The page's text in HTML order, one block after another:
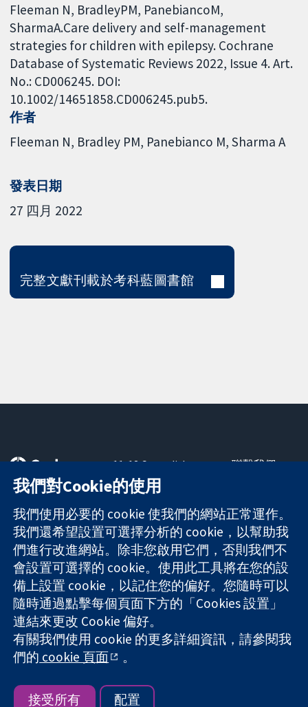
Fleeman N, BradleyPM, PanebiancoM,
SharmaA.Care delivery and self-management
strategies for children with epilepsy. Cochrane
Database of Systematic Reviews 2022, Issue 4. Art.
No.: CD006245. DOI:
10.1002/14651858.CD006245.pub5.
作者
Fleeman N Bradley PM Panebianco M Sharma A
發表日期
27 四月 2022
完整文獻刊載於考科藍圖書館
可信任實證
知情決定
更完善的健康照
護
11-13 Cavendish
Square
London
W1G 0AN
United Kingdom
聯繫我們
關於我們
工作機會
Cochrane
Library
The Cochrane Collaboration is a charity (no. 1045921) and a
company limited by guarantee (no. 03044323) registered in
England & Wales. VAT registration number GB 718 2127 49.
版權所有 © 2026 The Cochrane Collaboration
網站條款與條件|免責聲明|隱私權
我們對Cookie的使用
我們使用必要的 cookie 使我們的網站正常運作。
我們還希望設置可選擇分析的 cookie，以幫助我
們進行改進網站。除非您啟用它們，否則我們不
會設置可選擇的 cookie。使用此工具將在您的設
備上設置 cookie，以記住您的偏好。您隨時可以
隨時通過點擊每個頁面下方的「Cookies 設置」
連結來更改 Cookie 偏好。
有關我們使用 cookie 的更多詳細資訊，請參閱我
們的 cookie 頁面 。
接受所有 配置